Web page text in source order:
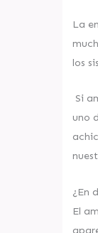
La
los
Si
uno
¿En
El